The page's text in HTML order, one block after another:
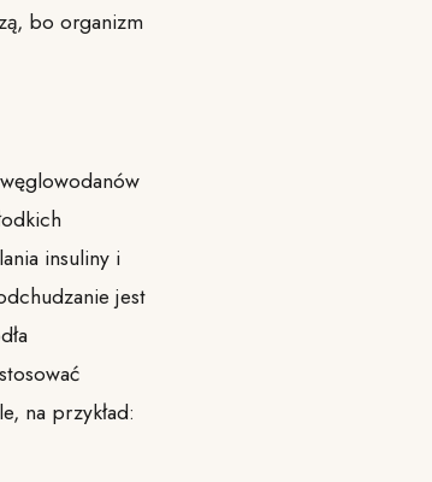
bo organizm
insuliny i
jest
na przykład: